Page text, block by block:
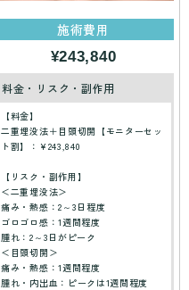
施術費用
¥243,840
料金・リスク・副作用
【料金】
二重埋没法＋目頭切開【モニターセッ
ト割】：¥243,840
【リスク・副作用】
＜二重埋没法＞
痛み・熱感：2～3日程度
ゴロゴロ感：1週間程度
腫れ：2～3日がピーク
＜目頭切開＞
痛み・熱感：1週間程度
腫れ・内出血：ピークは1週間程度